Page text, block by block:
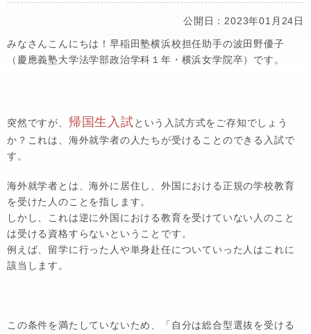
公開日：2023年01月24日
みなさんこんにちは！早稲田塾横浜校担任助手の波田野優子
（慶應義塾大学法学部政治学科１年・横浜女学院卒）です。
突然ですが、 帰国生入試という入試方式をご存知でしょう
か？これは、 海外就学者の人たちが受けることのできる入試で
す。
海外就学者とは、海外に居住し、外国における正規の学校教育
を受けた人のことを指します。
しかし、これは逆に外国における教育を受けていない人のこと
は受ける資格すらないということです。
例えば、留学に行った人や単身赴任についていった人はこれに
該当します。
この条件を満たしていないため、「自分は総合型選抜を受ける